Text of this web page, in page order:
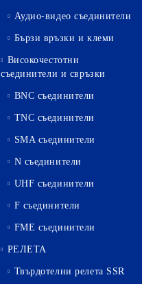
Аудио-видео съединители
Бързи връзки и клеми
Високочестотни
съединители и свръзки
BNC съединители
TNC съединители
SMA съединители
N съединители
UHF съединители
F съединители
FME съединители
РЕЛЕТА
Твърдотелни релета SSR